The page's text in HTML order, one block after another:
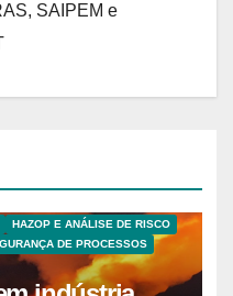
SAIPEM e
HAZOP E ANÁLISE DE RISCO
DE PROCESSOS